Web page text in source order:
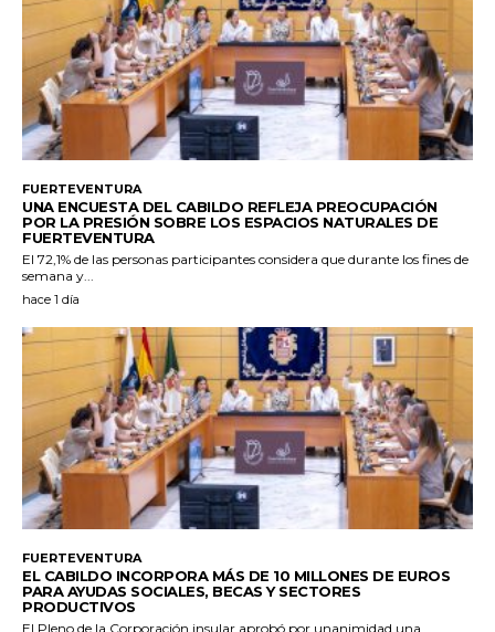
FUERTEVENTURA
UNA ENCUESTA DEL CABILDO REFLEJA PREOCUPACIÓN
POR LA PRESIÓN SOBRE LOS ESPACIOS NATURALES DE
FUERTEVENTURA
El 72,1% de las personas participantes considera que durante los fines de
semana y...
hace 1 día
FUERTEVENTURA
EL CABILDO INCORPORA MÁS DE 10 MILLONES DE EUROS
PARA AYUDAS SOCIALES, BECAS Y SECTORES
PRODUCTIVOS
El Pleno de la Corporación insular aprobó por unanimidad una